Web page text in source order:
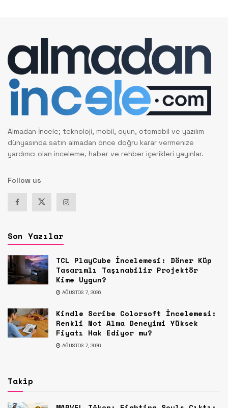
Almadan İncele; teknoloji, mobil, oyun, otomobil ve yazılım
dünyasında satın almadan önce doğru karar vermenize
yardımcı olan inceleme, haber ve rehber içerikleri yayınlar.
Follow us
Son Yazılar
TCL PlayCube İncelemesi: Döner Küp
Tasarımlı Taşınabilir Projektör
Kime Uygun?
AĞUSTOS 7, 2026
Kindle Scribe Colorsoft İncelemesi:
Renkli Not Alma Deneyimi Yüksek
Fiyatı Hak Ediyor mu?
AĞUSTOS 7, 2026
Takip